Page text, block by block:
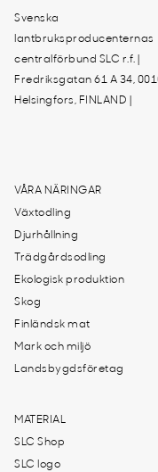
Svenska
lantbruksproducenternas
centralförbund SLC r.f. |
Fredriksgatan 61 A 34,
Helsingfors, FINLAND |
VÅRA NÄRINGAR
Växtodling
Djurhållning
Trädgårdsodling
Ekologisk produktion
Skog
Finländsk mat
Mark och miljö
Landsbygdsföretag
MATERIAL
SLC Shop
SLC logo